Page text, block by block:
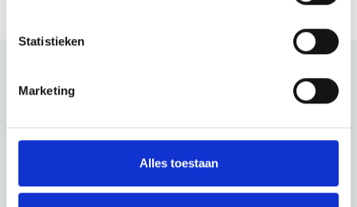
Statistieken
Marketing
Alles toestaan
Schau auch mal
Entdecke den Rest der Region! Schau dir die anderen
Websites an, um zu sehen, was diese wunderschöne